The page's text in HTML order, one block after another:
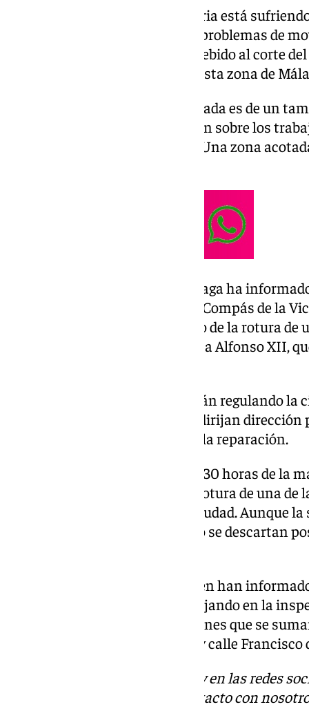
El barrio malagueño de la Victoria está
miércoles 5 de febrero diversos problemas de
generado un caos circulatoria debido al corte
Victoria, una de las arterías de esta zona de
El socavón provocado en la calzada es de un
podido comprobar 101 Televisión sobre los
donde se ha producido el daño. Una zona
El propio Ayuntamiento de Málaga ha
canales oficiales de que la calle Compás de la
tráfico esta mañana con motivo de la rotura de
madrugada a la altura de la plaza Alfonso XII,
Efectivos de la Policía Local están regulando
para aquellos vehículos que se dirijan
técnicos de Emasa trabajan en la reparación.
La avería, registrada sobre las 5.30 horas de la
febrero, se ha producido por la rotura de una de
abastecen a la zona este de la ciudad. Aunque
funcionando correctamente, no se descartan
Desde el perfil de Emasa también han
empresa municipal están trabajando en la
Compás de la Victoria. Actuaciones que se
ejecutando hoy en calle Conde y calle Francisco
Descubre más noticias de 101Tv en las redes
. Puedes ponerte en contacto con